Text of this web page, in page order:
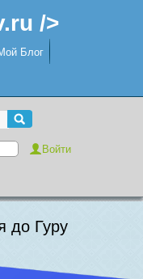
/>
Блог
до Гуру